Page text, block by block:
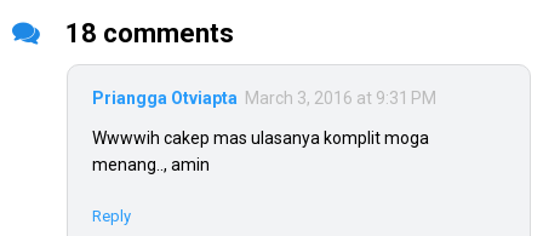
18 comments
Priangga Otviapta March 3, 2016 at 9:31 PM
Wwwwih cakep mas ulasanya komplit moga
menang.., amin
Reply